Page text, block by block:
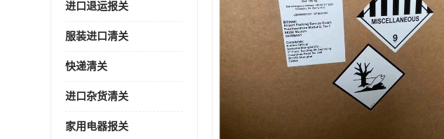
进口退运报关
服装进口清关
快递清关
进口杂货清关
家用电器报关